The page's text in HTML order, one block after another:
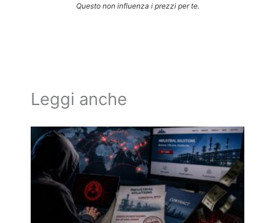
Questo non influenza i prezzi per te.
Leggi anche